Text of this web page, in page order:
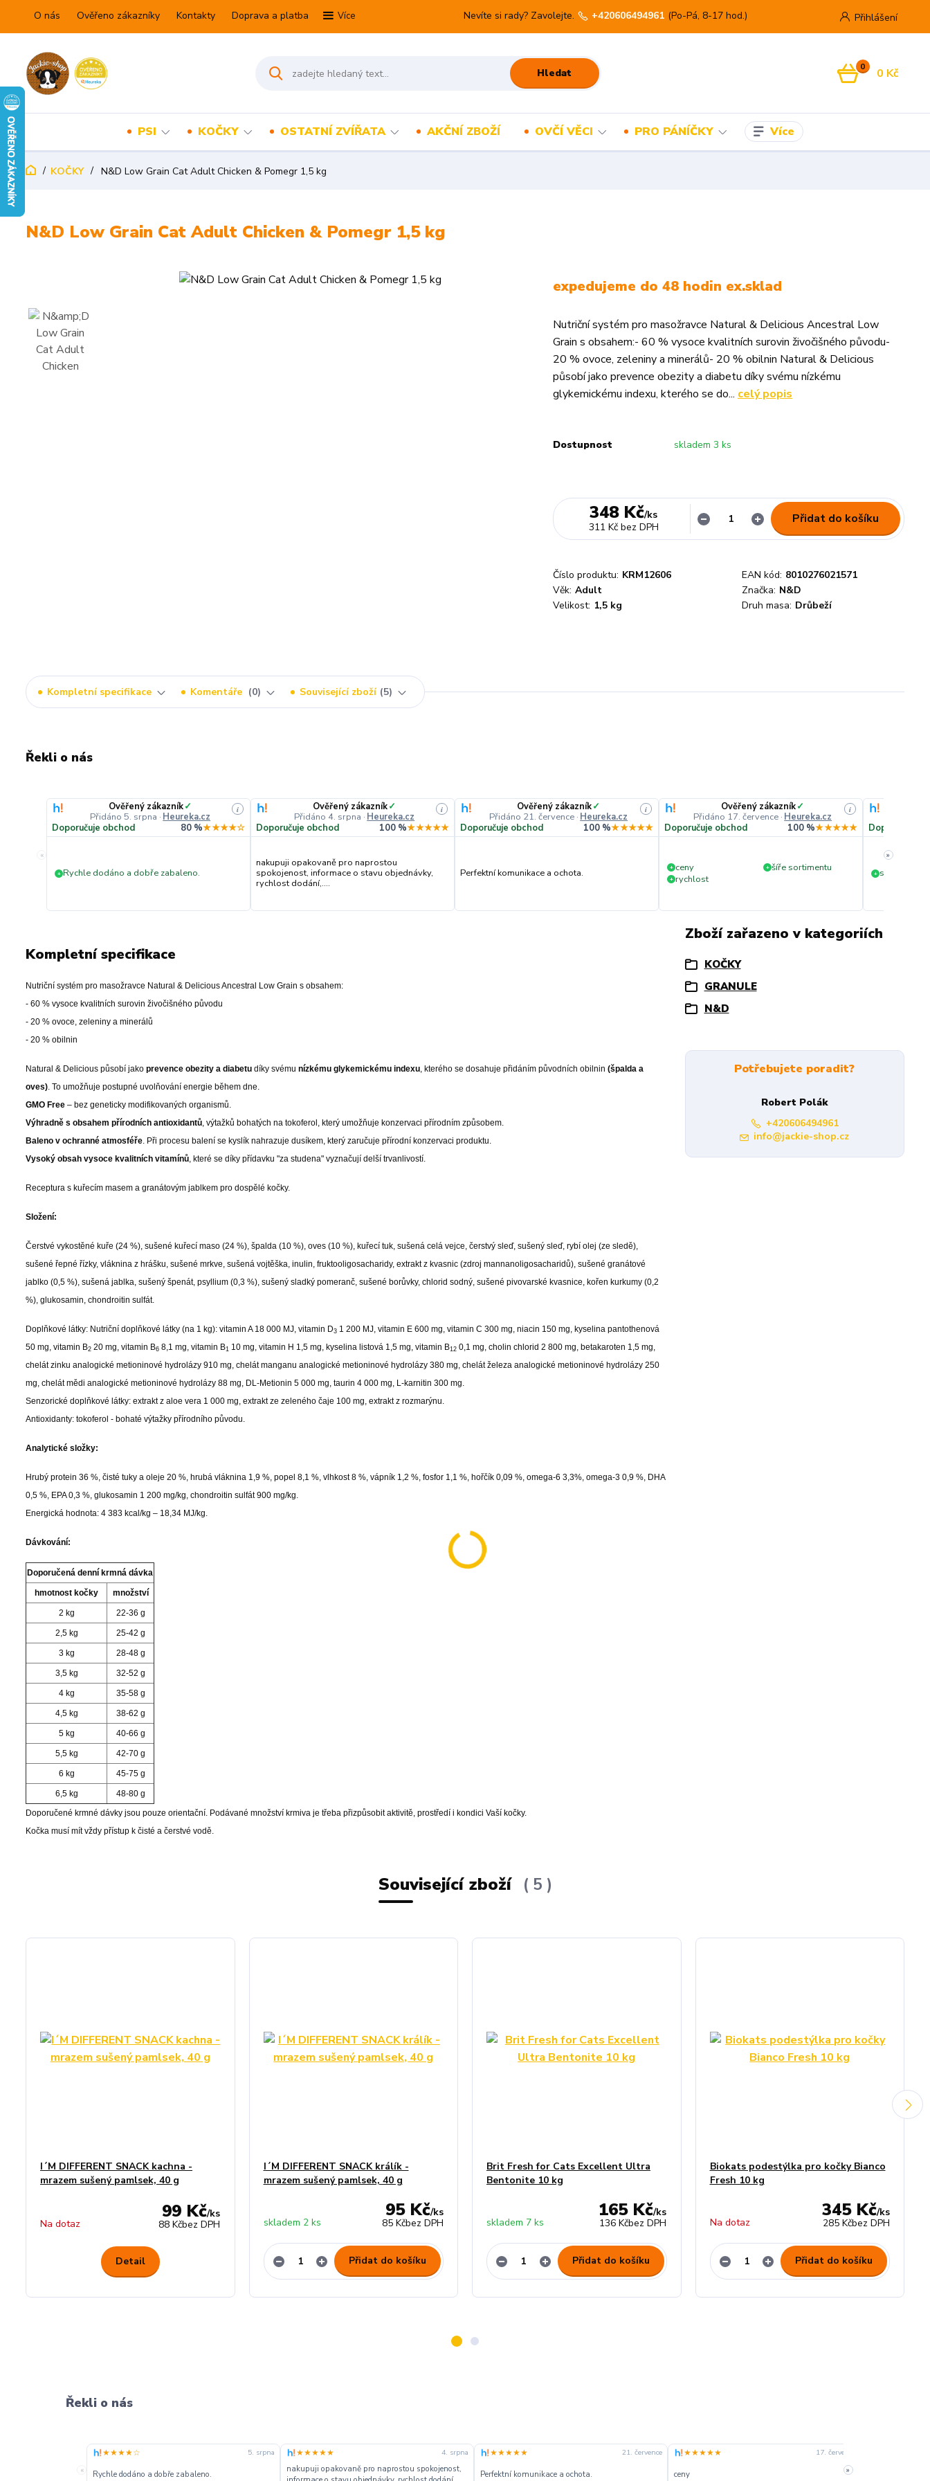
O nás Ověřeno zákazníky Kontakty Doprava a platba Více Přihlášení
Hledat
Nevíte si rady? Zavolejte. +420606494961 (Po-Pá, 8-17 hod.)
0 0 Kč
PSI KOČKY OSTATNÍ ZVÍŘATA AKČNÍ ZBOŽÍ OVČÍ VĚCI PRO PÁNÍČKY Více
KOČKY N&D Low Grain Cat Adult Chicken & Pomegr 1,5 kg
N&D Low Grain Cat Adult Chicken & Pomegr 1,5 kg
expedujeme do 48 hodin ex.sklad
Nutriční systém pro masožravce Natural & Delicious Ancestral Low
Grain s obsahem:- 60 % vysoce kvalitních surovin živočišného původu-
20 % ovoce, zeleniny a minerálů- 20 % obilnin Natural & Delicious
působí jako prevence obezity a diabetu díky svému nízkému
glykemickému indexu, kterého se do... celý popis
Dostupnost skladem 3 ks
348 Kč/ks
311 Kč bez DPH
Přidat do košíku
Číslo produktu: KRM12606 EAN kód: 8010276021571
Věk: Adult Značka: N&D
Velikost: 1,5 kg Druh masa: Drůbeží
Kompletní specifikace Komentáře 0 Související zboží 5
Řekli o nás
«
Ověřený zákazník✓
Přidáno 5. srpna · Heureka.cz
i
Doporučuje obchod 80 %★★★★☆
+ Rychle dodáno a dobře zabaleno.
Ověřený zákazník✓
Přidáno 4. srpna · Heureka.cz
i
Doporučuje obchod 100 %★★★★★
nakupuji opakovaně pro naprostou
spokojenost, informace o stavu objednávky,
rychlost dodání,....
Ověřený zákazník✓
Přidáno 21. července · Heureka.cz
i
Doporučuje obchod 100 %★★★★★
Perfektní komunikace a ochota.
Ověřený zákazník✓
Přidáno 17. července · Heureka.cz
i
Doporučuje obchod 100 %★★★★★
+ ceny + šíře sortimentu
+ rychlost
Doporučuje
+ slušná
»
Kompletní specifikace
Nutriční systém pro masožravce Natural & Delicious Ancestral Low Grain s obsahem:
- 60 % vysoce kvalitních surovin živočišného původu
- 20 % ovoce, zeleniny a minerálů
- 20 % obilnin
Natural & Delicious působí jako prevence obezity a diabetu díky svému nízkému glykemickému indexu, kterého se dosahuje přidáním původních obilnin (špalda a
oves). To umožňuje postupné uvolňování energie během dne.
GMO Free – bez geneticky modifikovaných organismů.
Výhradně s obsahem přírodních antioxidantů, výtažků bohatých na tokoferol, který umožňuje konzervaci přírodním způsobem.
Baleno v ochranné atmosféře. Při procesu balení se kyslík nahrazuje dusíkem, který zaručuje přírodní konzervaci produktu.
Vysoký obsah vysoce kvalitních vitamínů, které se díky přídavku "za studena" vyznačují delší trvanlivostí.
Receptura s kuřecím masem a granátovým jablkem pro dospělé kočky.
Složení:
Čerstvé vykostěné kuře (24 %), sušené kuřecí maso (24 %), špalda (10 %), oves (10 %), kuřecí tuk, sušená celá vejce, čerstvý sleď, sušený sleď, rybí olej (ze sledě),
sušené řepné řízky, vláknina z hrášku, sušené mrkve, sušená vojtěška, inulin, fruktooligosacharidy, extrakt z kvasnic (zdroj mannanoligosacharidů), sušené granátové
jablko (0,5 %), sušená jablka, sušený špenát, psyllium (0,3 %), sušený sladký pomeranč, sušené borůvky, chlorid sodný, sušené pivovarské kvasnice, kořen kurkumy (0,2
%), glukosamin, chondroitin sulfát.
Doplňkové látky: Nutriční doplňkové látky (na 1 kg): vitamin A 18 000 MJ, vitamin D3 1 200 MJ, vitamin E 600 mg, vitamin C 300 mg, niacin 150 mg, kyselina pantothenová
50 mg, vitamin B2 20 mg, vitamin B6 8,1 mg, vitamin B1 10 mg, vitamin H 1,5 mg, kyselina listová 1,5 mg, vitamin B12 0,1 mg, cholin chlorid 2 800 mg, betakaroten 1,5 mg,
chelát zinku analogické metioninové hydrolázy 910 mg, chelát manganu analogické metioninové hydrolázy 380 mg, chelát železa analogické metioninové hydrolázy 250
mg, chelát mědi analogické metioninové hydrolázy 88 mg, DL-Metionin 5 000 mg, taurin 4 000 mg, L-karnitin 300 mg.
Senzorické doplňkové látky: extrakt z aloe vera 1 000 mg, extrakt ze zeleného čaje 100 mg, extrakt z rozmarýnu.
Antioxidanty: tokoferol - bohaté výtažky přírodního původu.
Analytické složky:
Hrubý protein 36 %, čisté tuky a oleje 20 %, hrubá vláknina 1,9 %, popel 8,1 %, vlhkost 8 %, vápník 1,2 %, fosfor 1,1 %, hořčík 0,09 %, omega-6 3,3%, omega-3 0,9 %, DHA
0,5 %, EPA 0,3 %, glukosamin 1 200 mg/kg, chondroitin sulfát 900 mg/kg.
Energická hodnota: 4 383 kcal/kg – 18,34 MJ/kg.
Dávkování:
Doporučená denní krmná dávka
hmotnost kočky množství
2 kg 22-36 g
2,5 kg 25-42 g
3 kg 28-48 g
3,5 kg 32-52 g
4 kg 35-58 g
4,5 kg 38-62 g
5 kg 40-66 g
5,5 kg 42-70 g
6 kg 45-75 g
6,5 kg
48-80 g
Doporučené krmné dávky jsou pouze orientační. Podávané množství krmiva je třeba přizpůsobit aktivitě, prostředí i kondici Vaší kočky.
Kočka musí mít vždy přístup k čisté a čerstvé vodě.
Zboží zařazeno v kategoriích
KOČKY
GRANULE
N&D
Potřebujete poradit?
Robert Polák
+420606494961
info@jackie-shop.cz
Související zboží 5
I´M DIFFERENT SNACK kachna -
mrazem sušený pamlsek, 40 g
99 Kč/ks
88 Kčbez DPH
Na dotaz
Detail
I´M DIFFERENT SNACK králík -
mrazem sušený pamlsek, 40 g
95 Kč/ks
85 Kčbez DPH
skladem 2 ks
Přidat do košíku
Brit Fresh for Cats Excellent Ultra
Bentonite 10 kg
165 Kč/ks
136 Kčbez DPH
skladem 7 ks
Přidat do košíku
Biokats podestýlka pro kočky Bianco
Fresh 10 kg
345 Kč/ks
285 Kčbez DPH
Na dotaz
Přidat do košíku
Řekli o nás
«
★★★★☆ 5. srpna
Rychle dodáno a dobře zabaleno.
★★★★★ 4. srpna
nakupuji opakovaně pro naprostou spokojenost,
★★★★★ 21. července
Perfektní komunikace a ochota.
★★★★★ 17. července
ceny »